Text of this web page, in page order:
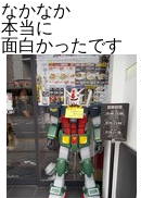
なかなか
本当に
面白かったです